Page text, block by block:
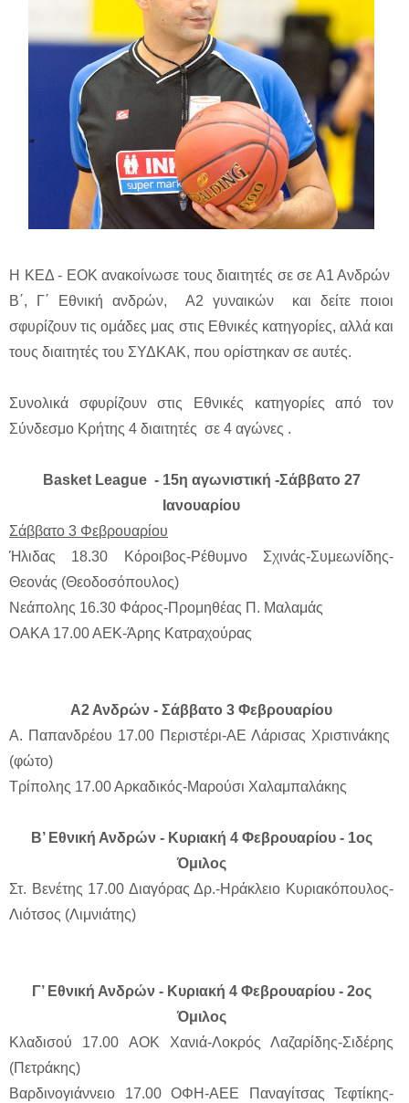
Η ΚΕΔ - ΕΟΚ ανακοίνωσε τους διαιτητές σε σε Α1 Ανδρών
Β΄, Γ΄ Εθνική ανδρών, Α2 γυναικών και δείτε ποιοι
σφυρίζουν τις ομάδες μας στις Εθνικές κατηγορίες, αλλά και
τους διαιτητές του ΣΥΔΚΑΚ, που ορίστηκαν σε αυτές.
Συνολικά σφυρίζουν στις Εθνικές κατηγορίες από τον
Σύνδεσμο Κρήτης 4 διαιτητές σε 4 αγώνες .
Basket League - 15η αγωνιστική -Σάββατο 27
Ιανουαρίου
Σάββατο 3 Φεβρουαρίου
Ήλιδας 18.30 Κόροιβος-Ρέθυμνο Σχινάς-Συμεωνίδης-
Θεονάς (Θεοδοσόπουλος)
Νεάπολης 16.30 Φάρος-Προμηθέας Π. Μαλαμάς
ΟΑΚΑ 17.00 ΑΕΚ-Άρης Κατραχούρας
Α2 Ανδρών - Σάββατο 3 Φεβρουαρίου
Α. Παπανδρέου 17.00 Περιστέρι-ΑΕ Λάρισας Χριστινάκης
(φώτο)
Τρίπολης 17.00 Αρκαδικός-Μαρούσι Χαλαμπαλάκης
Β’ Εθνική Ανδρών - Κυριακή 4 Φεβρουαρίου - 1ος
Όμιλος
Στ. Βενέτης 17.00 Διαγόρας Δρ.-Ηράκλειο Κυριακόπουλος-
Λιότσος (Λιμνιάτης)
Γ’ Εθνική Ανδρών - Κυριακή 4 Φεβρουαρίου - 2ος
Όμιλος
Κλαδισού 17.00 ΑΟΚ Χανιά-Λοκρός Λαζαρίδης-Σιδέρης
(Πετράκης)
Βαρδινογιάννειο 17.00 ΟΦΗ-ΑΕΕ Παναγίτσας Τεφτίκης-